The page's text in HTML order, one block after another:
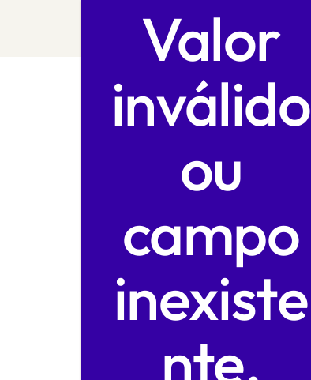
Valor
inválido
ou
campo
inexiste
nte.